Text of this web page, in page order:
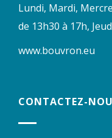
Lundi, Mardi,
de 13h30 à 17h,
www.bouvron.eu
CONTACTEZ-